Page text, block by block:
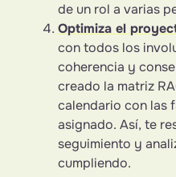
de un rol a varias
Optimiza el
con todos los
coherencia y
creado la matriz
calendario con las
asignado. Así, te
seguimiento y
cumpliendo.